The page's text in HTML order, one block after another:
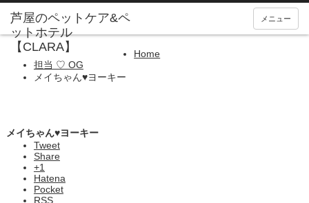
メニュー
Home
担当 ♡ OG
メイちゃん♥ヨーキー
メイちゃん♥ヨーキー
Tweet
Share
+1
Hatena
Pocket
RSS